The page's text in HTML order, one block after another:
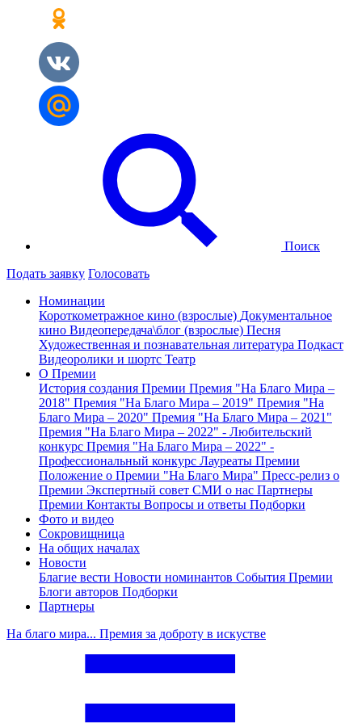
Поиск
Подать заявку Голосовать
Номинации
Короткометражное кино (взрослые) Документальное
кино Видеопередача\блог (взрослые) Песня
Художественная и познавательная литература Подкаст
Видеоролики и шортс Театр
О Премии
История создания Премии Премия "На Благо Мира –
2018" Премия "На Благо Мира – 2019" Премия "На
Благо Мира – 2020" Премия "На Благо Мира – 2021"
Премия "На Благо Мира – 2022" - Любительский
конкурс Премия "На Благо Мира – 2022" -
Профессиональный конкурс Лауреаты Премии
Положение о Премии "На Благо Мира" Пресс-релиз о
Премии Экспертный совет СМИ о нас Партнеры
Премии Контакты Вопросы и ответы Подборки
Фото и видео
Сокровищница
На общих началах
Новости
Благие вести Новости номинантов События Премии
Блоги авторов Подборки
Партнеры
На благо мира... Премия за доброту в искустве